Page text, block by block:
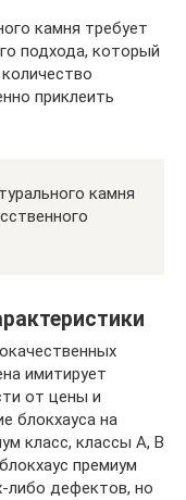
камня требует
подхода, который
приклеить
камня
имитирует
от цены и
блокхауса на
класс, классы А, В
премиум
либо дефектов, но